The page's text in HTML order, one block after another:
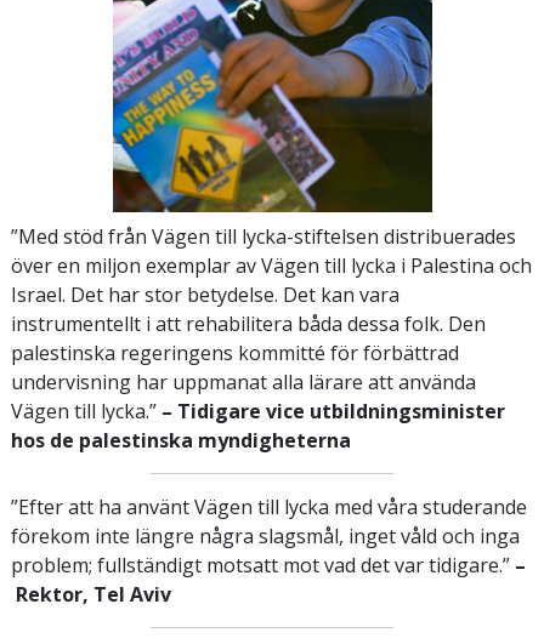
”Med stöd från Vägen till lycka-stiftelsen distribuerades
över en miljon exemplar av Vägen till lycka i Palestina och
Israel. Det har stor betydelse. Det kan vara
instrumentellt i att rehabilitera båda dessa folk. Den
palestinska regeringens kommitté för förbättrad
undervisning har uppmanat alla lärare att använda
Vägen till lycka.” – Tidigare vice utbildningsminister
hos de palestinska myndigheterna
”Efter att ha använt Vägen till lycka med våra studerande
förekom inte längre några slagsmål, inget våld och inga
problem; fullständigt motsatt mot vad det var tidigare.” –
Rektor, Tel Aviv